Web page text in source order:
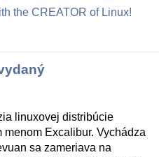
the CREATOR of Linux!
linuxovej distribúcie
Excalibur. Vychádza
sa zameriava na